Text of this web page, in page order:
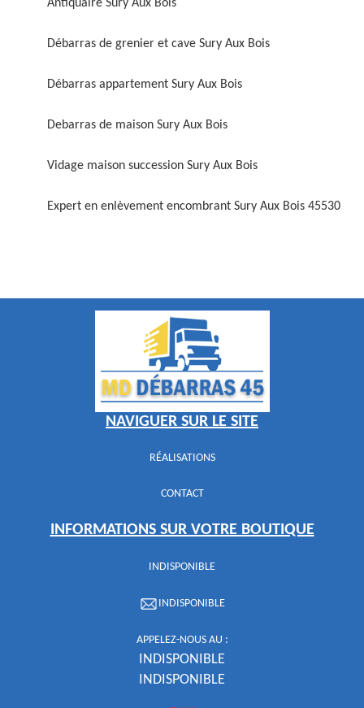
Antiquaire Sury Aux Bois
Débarras de grenier et cave Sury Aux Bois
Débarras appartement Sury Aux Bois
Debarras de maison Sury Aux Bois
Vidage maison succession Sury Aux Bois
Expert en enlèvement encombrant Sury Aux Bois 45530
NAVIGUER SUR LE SITE
RÉALISATIONS
CONTACT
INFORMATIONS SUR VOTRE BOUTIQUE
INDISPONIBLE
INDISPONIBLE
APPELEZ-NOUS AU :
INDISPONIBLE
INDISPONIBLE